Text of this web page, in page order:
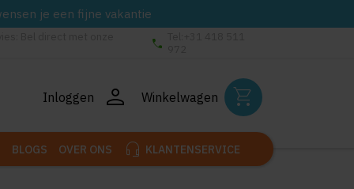
je een fijne vakantie
phone
Inloggen person Winkelwagen shopping_cart
BLOGS OVER ONS headset_mic KLANTENSERVICE